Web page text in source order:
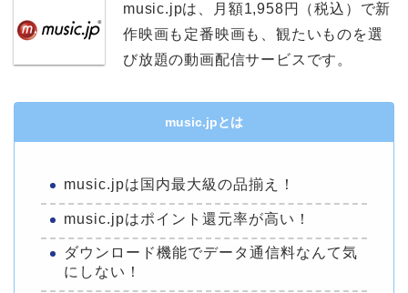
music.jpは、月額1,958円（税込）で新
作映画も定番映画も、観たいものを選
び放題の動画配信サービスです。
music.jpとは
music.jpは国内最大級の品揃え！
music.jpはポイント還元率が高い！
ダウンロード機能でデータ通信料なんて気
にしない！